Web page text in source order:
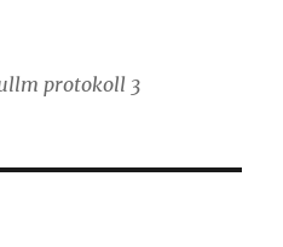
protokoll 3